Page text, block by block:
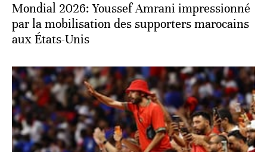
Mondial 2026: Youssef Amrani impressionné
par la mobilisation des supporters marocains
aux États-Unis